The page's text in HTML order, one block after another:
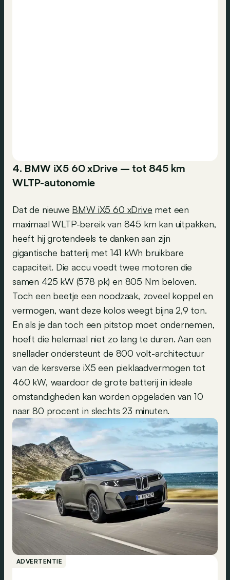
4. BMW iX5 60 xDrive – tot 845 km
WLTP-autonomie
Dat de nieuwe BMW iX5 60 xDrive met een
maximaal WLTP-bereik van 845 km kan uitpakken,
heeft hij grotendeels te danken aan zijn
gigantische batterij met 141 kWh bruikbare
capaciteit. Die accu voedt twee motoren die
samen 425 kW (578 pk) en 805 Nm beloven.
Toch een beetje een noodzaak, zoveel koppel en
vermogen, want deze kolos weegt bijna 2,9 ton.
En als je dan toch een pitstop moet ondernemen,
hoeft die helemaal niet zo lang te duren. Aan een
snellader ondersteunt de 800 volt-architectuur
van de kersverse iX5 een pieklaadvermogen tot
460 kW, waardoor de grote batterij in ideale
omstandigheden kan worden opgeladen van 10
naar 80 procent in slechts 23 minuten.
ADVERTENTIE